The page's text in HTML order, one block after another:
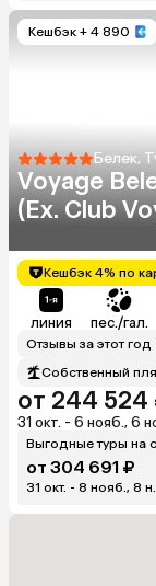
Кешбэк + 4 890
Белек,
Voyage
(Ex. Club
Кешбэк 4% по
линия пес./гал.
Отзывы за этот год
Собственный
от 244 524
31 окт. - 6 нояб., 6
Выгодные туры на
от 304 691 ₽
31 окт. - 8 нояб., 8 н.